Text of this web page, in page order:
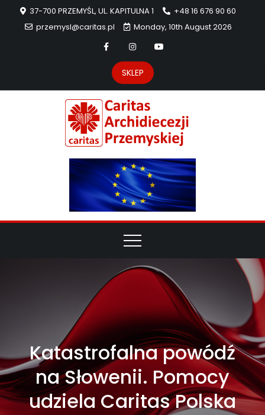
37-700 PRZEMYŚL, UL. KAPITULNA 1
+48 16 676 90 60
przemysl@caritas.pl
Monday, 10th August 2026
SKLEP
Katastrofalna powódź
na Słowenii. Pomocy
udziela Caritas Polska